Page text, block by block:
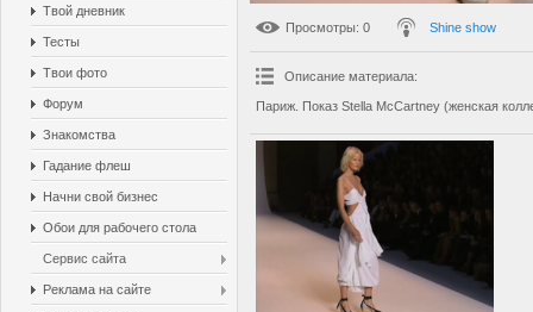
Твой дневник
Тесты
Твои фото
Форум
Знакомства
Гадание флеш
Начни свой бизнес
Обои для рабочего стола
Сервис сайта
Реклама на сайте
Просмотры: 0 Shine show
Описание материала:
Париж. Показ Stella McCartney (женская